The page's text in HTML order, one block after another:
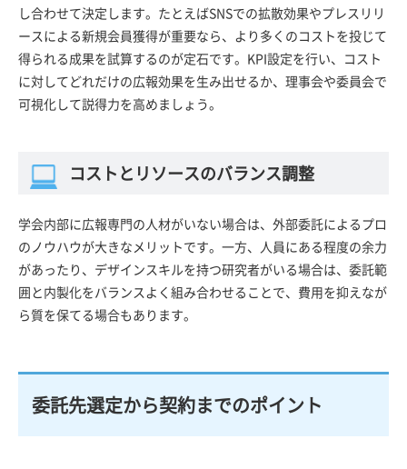
し合わせて決定します。たとえばSNSでの拡散効果やプレスリリ
ースによる新規会員獲得が重要なら、より多くのコストを投じて
得られる成果を試算するのが定石です。KPI設定を行い、コスト
に対してどれだけの広報効果を生み出せるか、理事会や委員会で
可視化して説得力を高めましょう。
コストとリソースのバランス調整
学会内部に広報専門の人材がいない場合は、外部委託によるプロ
のノウハウが大きなメリットです。一方、人員にある程度の余力
があったり、デザインスキルを持つ研究者がいる場合は、委託範
囲と内製化をバランスよく組み合わせることで、費用を抑えなが
ら質を保てる場合もあります。
委託先選定から契約までのポイント